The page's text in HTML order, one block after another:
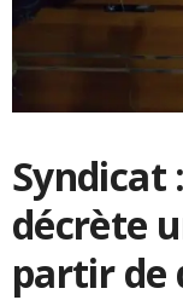
Syndicat
décrète
partir de